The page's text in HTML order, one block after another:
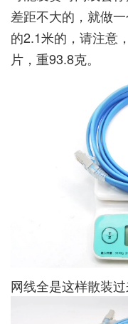
差距不大的，就做
的2.1米的，请注意
片，重93.8克。
网线全是这样散装过